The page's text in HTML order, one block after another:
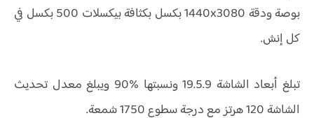
بوصة ودقة 1440x3080 بكسل بكثافة بيكسلات 500 بكسل في
كل إنش.
تبلغ أبعاد الشاشة 19.5.9 ونسبتها %90 ويبلغ معدل تحديث
الشاشة 120 هرتز مع درجة سطوع 1750 شمعة.